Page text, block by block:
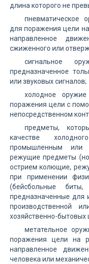
длина которого не
пневматическое
для поражения цели
направленное
сжиженного или
сигнальное
предназначенное
или звуковых сигналов;
холодное
поражения цели с
непосредственном
предметы,
качестве
промышленным или
режущие предметы
острием колющие,
при применении
(бейсбольные
предназначенные для
производственной
хозяйственно-бытовых
метательное
поражения цели на
направленное
человека или